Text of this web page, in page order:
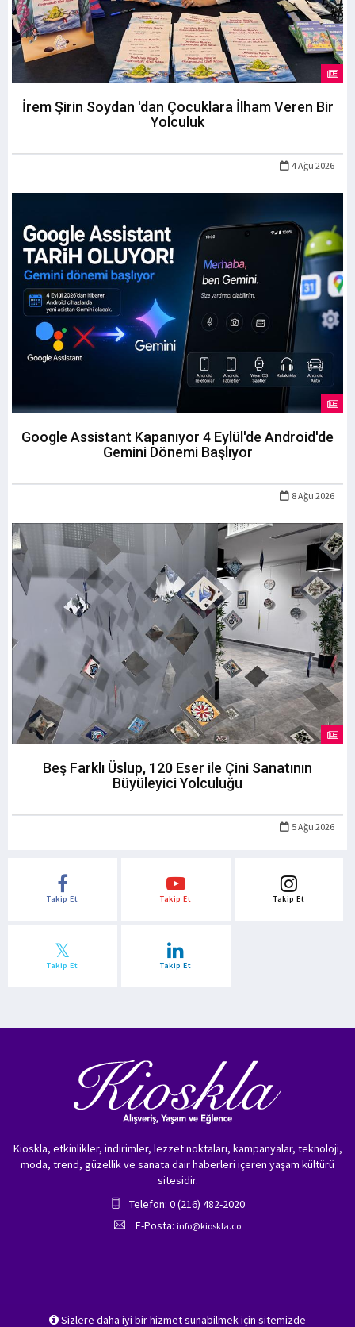
İrem Şirin Soydan 'dan Çocuklara İlham Veren Bir
Yolculuk
4 Ağu 2026
Google Assistant Kapanıyor 4 Eylül'de Android'de
Gemini Dönemi Başlıyor
8 Ağu 2026
Beş Farklı Üslup, 120 Eser ile Çini Sanatının
Büyüleyici Yolculuğu
5 Ağu 2026
Takip Et Takip Et Takip Et
Takip Et Takip Et
Sizlere daha iyi bir hizmet sunabilmek için sitemizde
Kioskla, etkinlikler, indirimler, lezzet noktaları, kampanyalar, teknoloji,
moda, trend, güzellik ve sanata dair haberleri içeren yaşam kültürü
sitesidir.
Telefon: 0 (216) 482-2020
E-Posta: info@kioskla.co